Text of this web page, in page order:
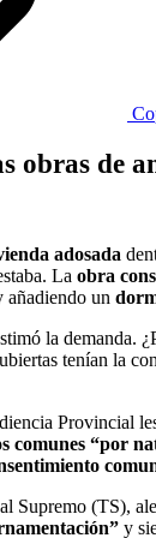
obras de
adosada
La obra
añadiendo un
la demanda.
tenían la
Provincial
comunes “por
Supremo (TS),
y